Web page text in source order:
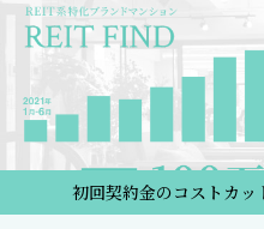
初回契約金のコストカ